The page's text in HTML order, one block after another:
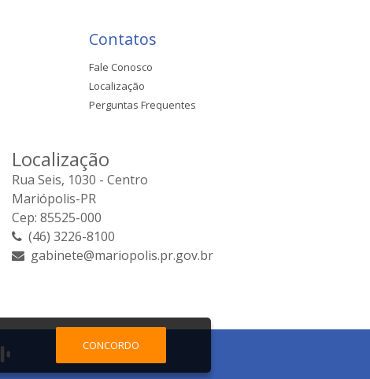
Contatos
Fale Conosco
Localização
Perguntas Frequentes
Localização
Rua Seis, 1030 - Centro
Mariópolis-PR
Cep: 85525-000
(46) 3226-8100
gabinete@mariopolis.pr.gov.br
CONCORDO